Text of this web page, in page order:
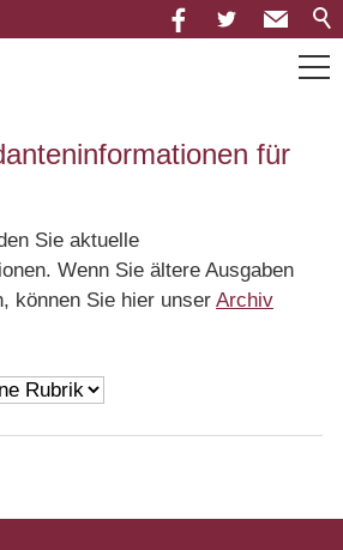
für
Sie aktuelle
Wenn Sie ältere Ausgaben
können Sie hier unser Archiv